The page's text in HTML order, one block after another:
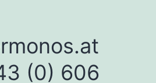
(0) 606